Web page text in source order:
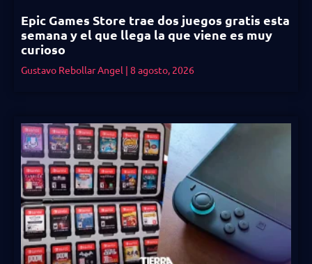
Epic Games Store trae dos juegos gratis esta
semana y el que llega la que viene es muy
curioso
Gustavo Rebollar Angel 8 agosto, 2026